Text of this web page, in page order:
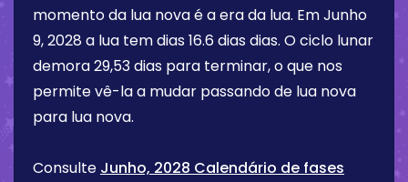
momento da lua nova é a era da lua. EmJunho
9, 2028 a lua tem dias 16.6 dias dias. O ciclo lunar
demora 29,53 dias para terminar, o que nos
permite vê-la a mudar passando de lua nova
para lua nova.
Consulte Junho, 2028 Calendário de fases